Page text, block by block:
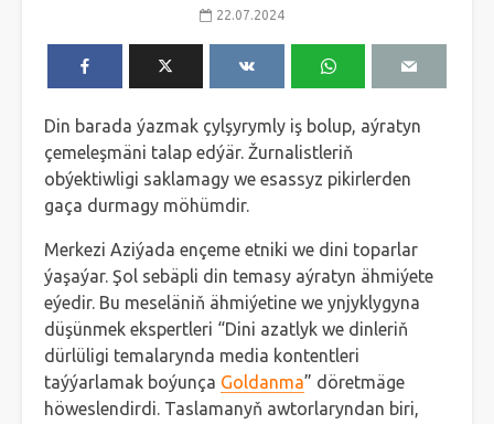
22.07.2024
Din barada ýazmak çylşyrymly iş bolup, aýratyn
çemeleşmäni talap edýär. Žurnalistleriň
obýektiwligi saklamagy we esassyz pikirlerden
gaça durmagy möhümdir.
Merkezi Aziýada ençeme etniki we dini toparlar
ýaşaýar. Şol sebäpli din temasy aýratyn ähmiýete
eýedir. Bu meseläniň ähmiýetine we ynjyklygyna
düşünmek ekspertleri “Dini azatlyk we dinleriň
dürlüligi temalarynda media kontentleri
taýýarlamak boýunça Goldanma” döretmäge
höweslendirdi. Taslamanyň awtorlaryndan biri,